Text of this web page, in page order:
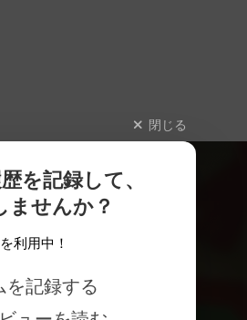
閉じる
を記録して、
ませんか？
利用中！
を記録する